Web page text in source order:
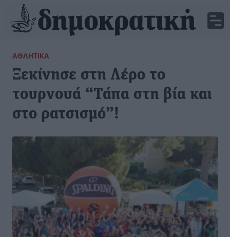
ΑΘΛΗΤΙΚΆ
Ξεκίνησε στη Λέρο το
τουρνουά “Τάπα στη βία και
στο ρατσισμό”!